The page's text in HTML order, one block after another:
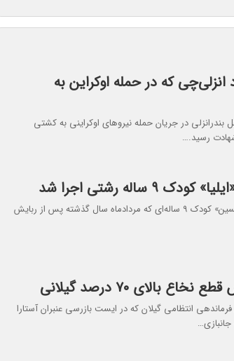
انزلی‌چی که در حمله اوکراین به
بندرانزلی در جریان حمله نیروهای اوکراینی به کشتی
رسید.…
ساله رشتی اجرا شد
حکم قصاص قاتل «ایلیا زادحسین» کودک ۹ ساله‌ای که مردادماه سال گذشته پس از ربایش
بالای ۷۰ درصد گیلانی
فرماندهی انتظامی گیلان که در ایست بازرسی عنبران آستارا